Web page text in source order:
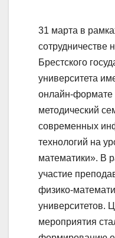
31 марта в
сотрудничестве
Брестского
университета
онлайн-формате
методический
современных
технологий на
математики». В
участие
физико-
университетов.
мероприятия